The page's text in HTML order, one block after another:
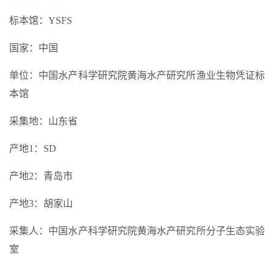
标本馆：YSFS
国家：中国
单位：中国水产科学研究院黄海水产研究所渔业生物凭证标
本馆
采集地：山东省
产地1：SD
产地2：青岛市
产地3：胡家山
采集人：中国水产科学研究院黄海水产研究所分子生态实验
室